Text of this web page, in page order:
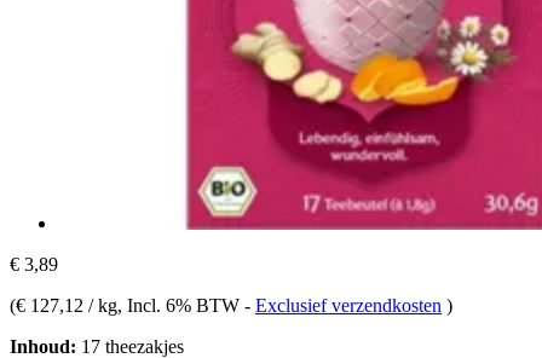
€ 3,89
(€ 127,12 / kg, Incl. 6% BTW - Exclusief verzendkosten )
Inhoud: 17 theezakjes